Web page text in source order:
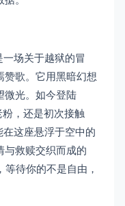
场关于越狱的冒
赞歌。它用黑暗幻想
微光。如今登陆
，还是初次接触
这座悬浮于空中的
与救赎交织而成的
待你的不是自由，